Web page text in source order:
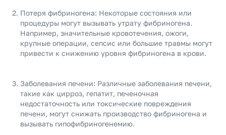
Потеря фибриногена: Некоторые состояния или
процедуры могут вызывать утрату фибриногена.
Например, значительные кровотечения, ожоги,
крупные операции, сепсис или большие травмы могут
привести к снижению уровня фибриногена в крови.
Заболевания печени: Различные заболевания печени,
такие как цирроз, гепатит, печеночная
недостаточность или токсические повреждения
печени, могут снижать производство фибриногена и
вызывать гипофибриногенемию.